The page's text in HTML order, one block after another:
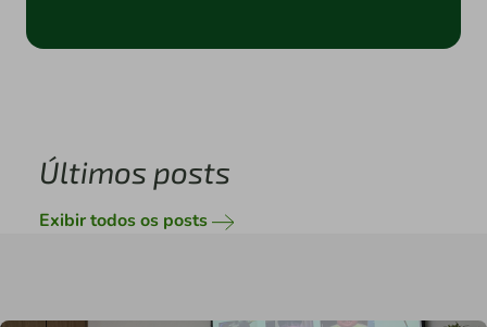
Últimos posts
Exibir todos os posts